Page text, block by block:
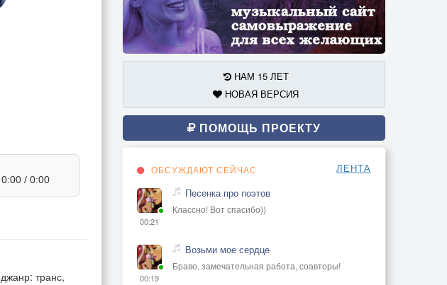
0:00 / 0:00
транс,
НАМ 15 ЛЕТ
НОВАЯ ВЕРСИЯ
ПОМОЩЬ ПРОЕКТУ
ОБСУЖДАЮТ СЕЙЧАС ЛЕНТА
00:21
Песенка про поэтов
Классно! Вот спасибо))
00:19
Возьми мое сердце
Браво, замечательная работа, соавторы!